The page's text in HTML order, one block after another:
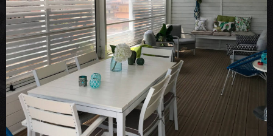
Relax sui tetti di Roma – Zona p.zza
Bologna
ARCHITECTURE INTERIOR